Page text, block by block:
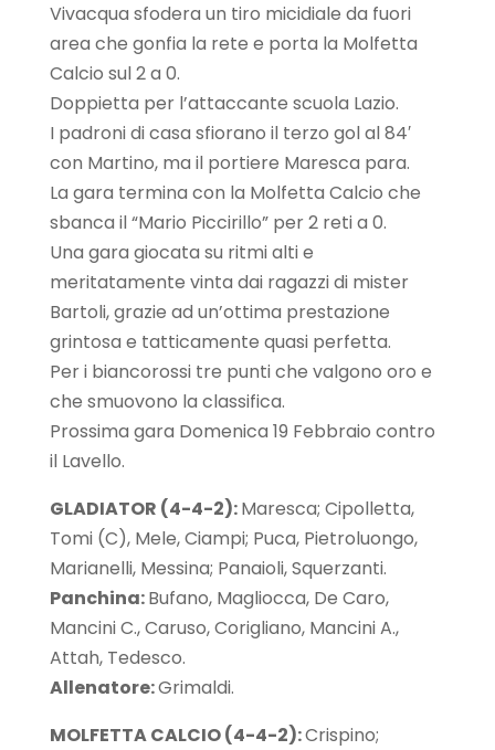
Vivacqua sfodera un tiro micidiale da fuori
area che gonfia la rete e porta la Molfetta
Calcio sul 2 a 0.
Doppietta per l’attaccante scuola Lazio.
I padroni di casa sfiorano il terzo gol al 84′
con Martino, ma il portiere Maresca para.
La gara termina con la Molfetta Calcio che
sbanca il “Mario Piccirillo” per 2 reti a 0.
Una gara giocata su ritmi alti e
meritatamente vinta dai ragazzi di mister
Bartoli, grazie ad un’ottima prestazione
grintosa e tatticamente quasi perfetta.
Per i biancorossi tre punti che valgono oro e
che smuovono la classifica.
Prossima gara Domenica 19 Febbraio contro
il Lavello.
GLADIATOR (4-4-2):Maresca; Cipolletta,
Tomi (C), Mele, Ciampi; Puca, Pietroluongo,
Marianelli, Messina; Panaioli, Squerzanti.
Panchina:Bufano, Magliocca, De Caro,
Mancini C., Caruso, Corigliano, Mancini A.,
Attah, Tedesco.
Allenatore:Grimaldi.
MOLFETTA CALCIO (4-4-2):Crispino;